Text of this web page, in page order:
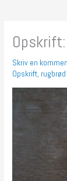
Skriv en
Opskrift, rugbrød